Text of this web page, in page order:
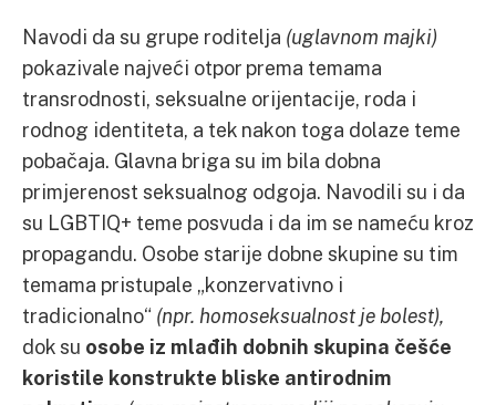
Navodi da su grupe roditelja (uglavnom majki)
pokazivale najveći otpor prema temama
transrodnosti, seksualne orijentacije, roda i
rodnog identiteta, a tek nakon toga dolaze teme
pobačaja. Glavna briga su im bila dobna
primjerenost seksualnog odgoja. Navodili su i da
su LGBTIQ+ teme posvuda i da im se nameću kroz
propagandu. Osobe starije dobne skupine su tim
temama pristupale „konzervativno i
tradicionalno“ (npr. homoseksualnost je bolest),
dok su osobe iz mlađih dobnih skupina češće
koristile konstrukte bliske antirodnim